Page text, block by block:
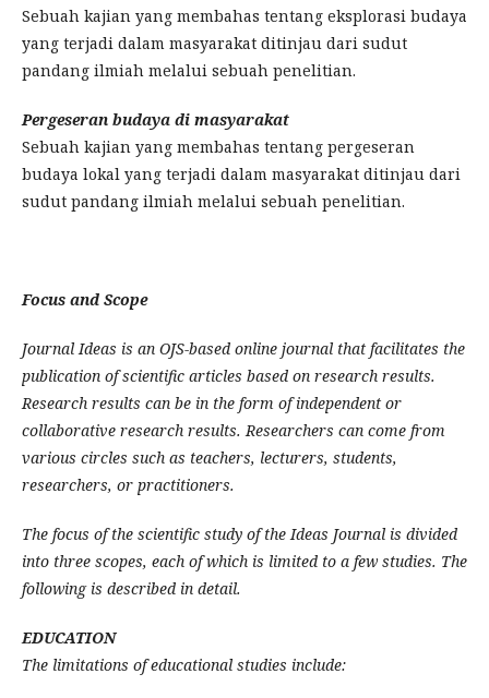
Sebuah kajian yang membahas tentang eksplorasi budaya
yang terjadi dalam masyarakat ditinjau dari sudut
pandang ilmiah melalui sebuah penelitian.
Pergeseran budaya di masyarakat
Sebuah kajian yang membahas tentang pergeseran
budaya lokal yang terjadi dalam masyarakat ditinjau dari
sudut pandang ilmiah melalui sebuah penelitian.
Focus and Scope
Journal Ideas is an OJS-based online journal that facilitates the
publication of scientific articles based on research results.
Research results can be in the form of independent or
collaborative research results. Researchers can come from
various circles such as teachers, lecturers, students,
researchers, or practitioners.
The focus of the scientific study of the Ideas Journal is divided
into three scopes, each of which is limited to a few studies. The
following is described in detail.
EDUCATION
The limitations of educational studies include: